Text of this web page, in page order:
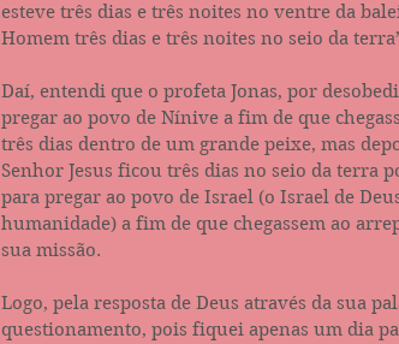
esteve três dias e três noites no ventre da
Homem três dias e três noites no seio da
Daí, entendi que o profeta Jonas, por
pregar ao povo de Nínive a fim de que
três dias dentro de um grande peixe, mas
Senhor Jesus ficou três dias no seio da terra
para pregar ao povo de Israel (o Israel de
humanidade) a fim de que chegassem ao
sua missão.
Logo, pela resposta de Deus através da sua
questionamento, pois fiquei apenas um dia